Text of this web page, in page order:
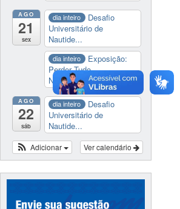
AGO
21
sex
dia inteiro
Desafio
Universitário de
Nautide...
dia inteiro
Exposição:
Perder Tudo.
Novament...
AGO
22
sáb
dia inteiro
Desafio
Universitário de
Nautide...
Ver calendário
Adicionar